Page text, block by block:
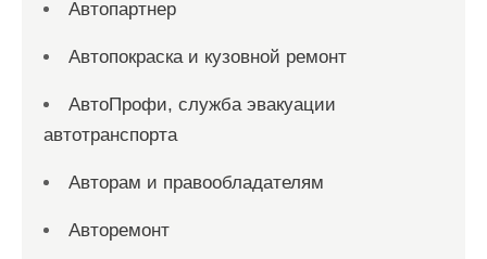
Автопартнер
Автопокраска и кузовной ремонт
АвтоПрофи, служба эвакуации
автотранспорта
Авторам и правообладателям
Авторемонт